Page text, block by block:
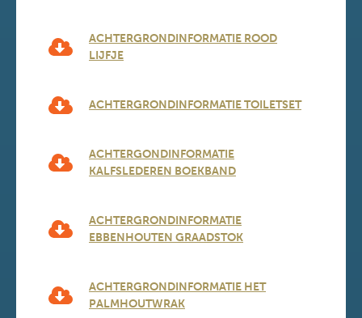
ACHTERGRONDINFORMATIE ROOD
LIJFJE
ACHTERGRONDINFORMATIE TOILETSET
ACHTERGONDINFORMATIE
KALFSLEDEREN BOEKBAND
ACHTERGRONDINFORMATIE
EBBENHOUTEN GRAADSTOK
ACHTERGRONDINFORMATIE HET
PALMHOUTWRAK